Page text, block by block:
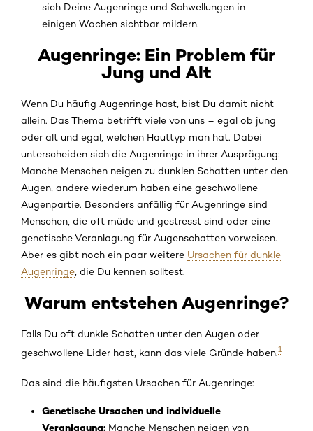
sich Deine Augenringe und Schwellungen in
einigen Wochen sichtbar mildern.
Augenringe: Ein Problem für
Jung und Alt
Wenn Du häufig Augenringe hast, bist Du damit nicht
allein. Das Thema betrifft viele von uns – egal ob jung
oder alt und egal, welchen Hauttyp man hat. Dabei
unterscheiden sich die Augenringe in ihrer Ausprägung:
Manche Menschen neigen zu dunklen Schatten unter den
Augen, andere wiederum haben eine geschwollene
Augenpartie. Besonders anfällig für Augenringe sind
Menschen, die oft müde und gestresst sind oder eine
genetische Veranlagung für Augenschatten vorweisen.
Aber es gibt noch ein paar weitere Ursachen für dunkle
Augenringe , die Du kennen solltest.
Warum entstehen Augenringe?
Falls Du oft dunkle Schatten unter den Augen oder
geschwollene Lider hast, kann das viele Gründe haben.1
Das sind die häufigsten Ursachen für Augenringe:
Genetische Ursachen und individuelle
Veranlagung: Manche Menschen neigen von